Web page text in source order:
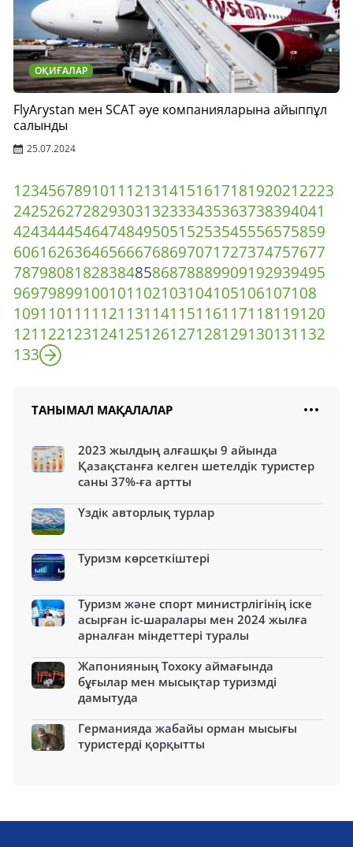
ОҚИҒАЛАР
FlyArystan мен SCAT әуе компанияларына айыппұл
салынды
25.07.2024
1234567891011 121314151617181920212223
242526272829303132333435363738394041
424344454647484950515253545556575859
606162636465666768697071727374757677
787980818283848586878889909192939495
96979899100101 102103104105106107108
109110111 112113114115116117118119120
121 122123124125126127128129130131 132
133
ТАНЫМАЛ МАҚАЛАЛАР
2023 жылдың алғашқы 9 айында
Қазақстанға келген шетелдік туристер
саны 37%-ға артты
Үздік авторлық турлар
Туризм көрсеткіштері
Туризм және спорт министрлігінің іске
асырған іс-шаралары мен 2024 жылға
арналған міндеттері туралы
Жапонияның Тохоку аймағында
бұғылар мен мысықтар туризмді
дамытуда
Германияда жабайы орман мысығы
туристерді қорқытты